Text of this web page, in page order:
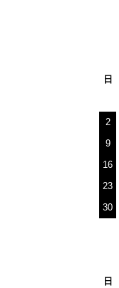
日
2
9
16
23
30
日